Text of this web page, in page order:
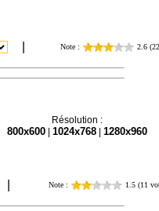
Résolution :
800x600| 1024x768| 1280x960